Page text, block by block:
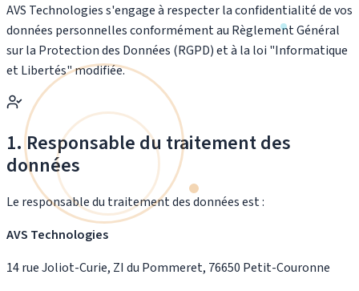
AVS Technologiess'engage à respecter la confidentialité de vos
données personnelles conformément au Règlement Général
sur la Protection des Données (RGPD) et à la loi "Informatique
et Libertés" modifiée.
1. Responsable du traitement des
données
Le responsable du traitement des données est :
AVS Technologies
14 rue Joliot-Curie, ZI du Pommeret, 76650 Petit-Couronne